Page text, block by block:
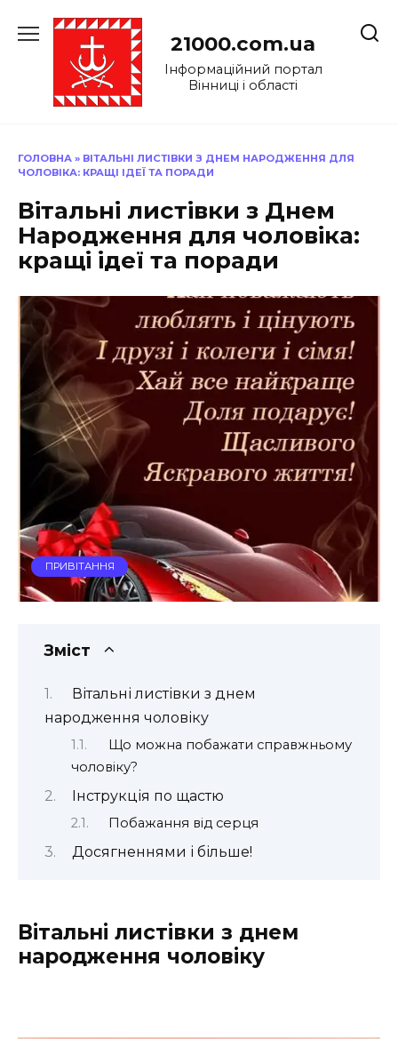
до
21000.com.ua
Інформаційний портал
Вінниці і області
ГОЛОВНА » ВІТАЛЬНІ ЛИСТІВКИ З ДНЕМ НАРОДЖЕННЯ ДЛЯ
ЧОЛОВІКА: КРАЩІ ІДЕЇ ТА ПОРАДИ
Вітальні листівки з Днем
Народження для чоловіка:
кращі ідеї та поради
ПРИВІТАННЯ
Зміст
Вітальні листівки з днем
народження чоловіку
Що можна побажати справжньому
чоловіку?
Інструкція по щастю
Побажання від серця
Досягненнями і більше!
Вітальні листівки з днем
народження чоловіку